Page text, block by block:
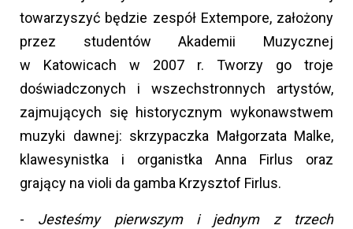
towarzyszyć będzie zespół Extempore, założony
przez studentów Akademii Muzycznej
w Katowicach w 2007 r. Tworzy go troje
doświadczonych i wszechstronnych artystów,
zajmujących się historycznym wykonawstwem
muzyki dawnej: skrzypaczka Małgorzata Malke,
klawesynistka i organistka Anna Firlus oraz
grający na violi da gamba Krzysztof Firlus.
- Jesteśmy pierwszym i jednym z trzech